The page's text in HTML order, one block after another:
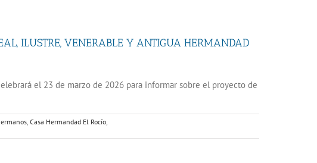
ILUSTRE, VENERABLE Y ANTIGUA HERMANDAD
el 23 de marzo de 2026 para informar sobre el proyecto de
Casa Hermandad El Rocío